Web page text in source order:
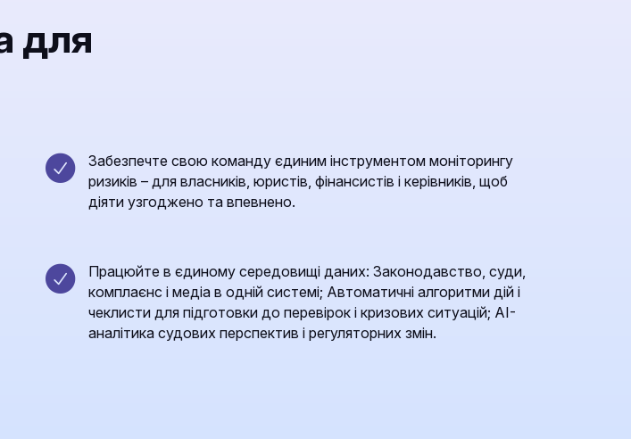
для
Забезпечте свою команду єдиним інструментом моніторингу
ризиків – для власників, юристів, фінансистів і керівників, щоб
діяти узгоджено та впевнено.
Працюйте в єдиному середовищі даних: Законодавство, суди,
комплаєнс і медіа в одній системі; Автоматичні алгоритми дій і
чеклисти для підготовки до перевірок і кризових ситуацій; AI-
аналітика судових перспектив і регуляторних змін.